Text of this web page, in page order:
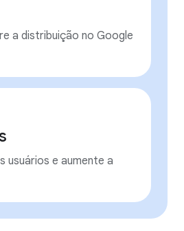
a distribuição no Google
usuários e aumente a